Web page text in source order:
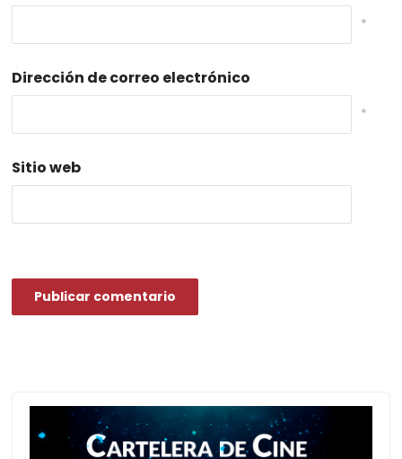
*
Dirección de correo electrónico
*
Sitio web